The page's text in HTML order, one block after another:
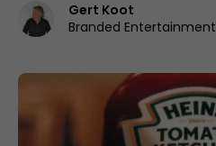
Gert Koot
Branded Entertainment